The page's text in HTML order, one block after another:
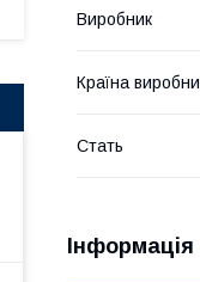
Виробник
Країна
Стать